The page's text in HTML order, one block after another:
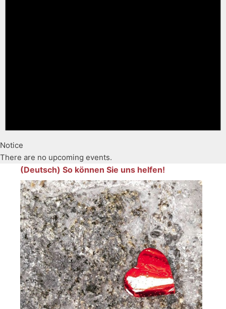
Notice
There are no upcoming events.
(Deutsch) So können Sie uns helfen!